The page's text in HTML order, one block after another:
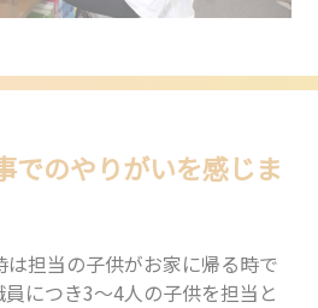
でのやりがいを感じま
担当の子供がお家に帰る時で
につき3〜4人の子供を担当と